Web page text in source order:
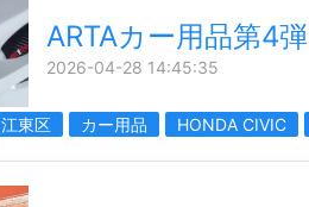
ARTAカー用品第4弾
2026-04-28 14:45:35
江東区 カー用品 HONDA CIVIC